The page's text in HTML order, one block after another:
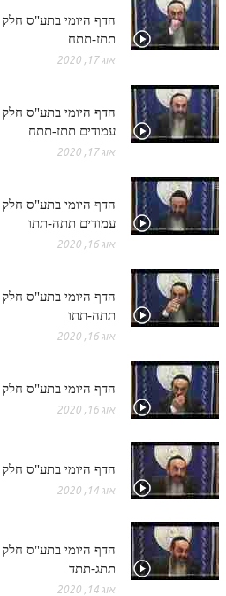
תתז-תתח
אוג 17, 2020
עמודים תתז-תתח
אוג 17, 2020
עמודים תתה-תתו
אוג 16, 2020
תתה-תתו
אוג 16, 2020
הדף היומי בתע"ס חלק ט' שיעור 39 |
אוג 16, 2020
הדף היומי בתע"ס חלק ט' שיעור 38 |
אוג 14, 2020
תתג-תתד
אוג 14, 2020